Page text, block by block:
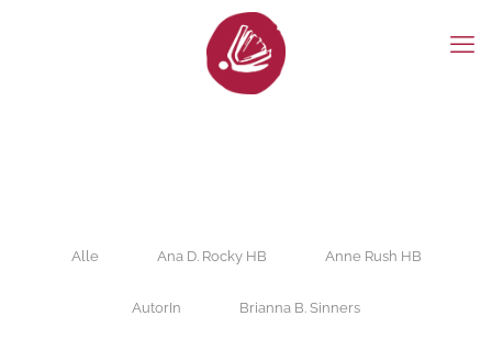
Alle Ana D. Rocky HB Anne Rush HB
AutorIn Brianna B. Sinners